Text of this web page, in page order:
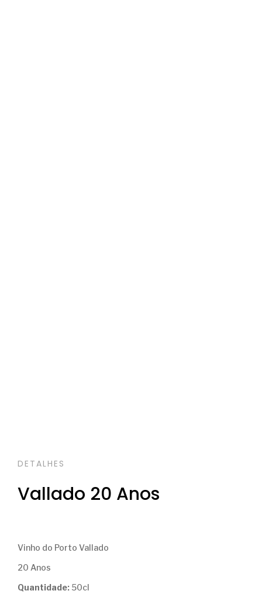
DETALHES
Vallado 20 Anos
Vinho do Porto Vallado
20 Anos
Quantidade: 50cl